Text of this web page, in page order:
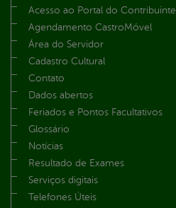
Acesso ao Portal do Contribuinte
Agendamento CastroMóvel
Área do Servidor
Cadastro Cultural
Contato
Dados abertos
Feriados e Pontos Facultativos
Glossário
Notícias
Resultado de Exames
Serviços digitais
Telefones Úteis